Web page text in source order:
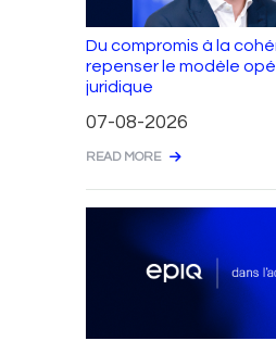
Du compromis à la
repenser le modèle
juridique
07-08-2026
READ MORE